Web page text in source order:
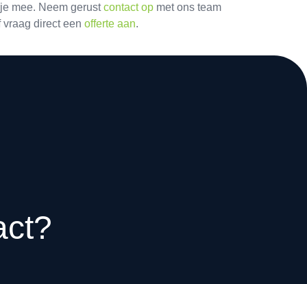
mee. Neem gerust contact op met ons team
direct een offerte aan.